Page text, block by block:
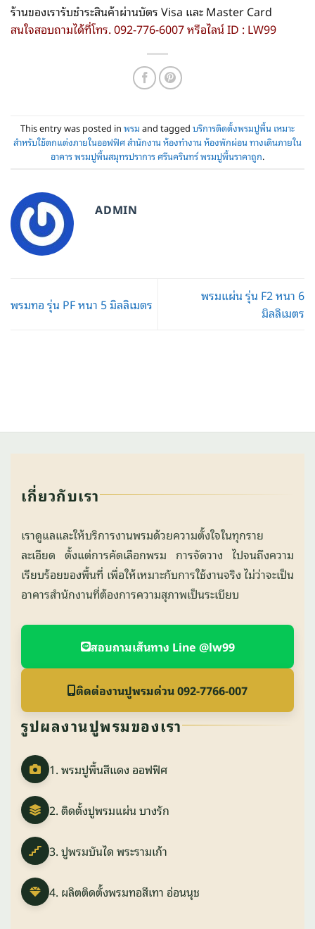
ร้านของเรารับชำระสินค้าผ่านบัตร Visa และ Master Card
สนใจสอบถามได้ที่โทร. 092-776-6007 หรือไลน์ ID : LW99
This entry was posted in พรม and tagged บริการติดตั้งพรมปูพื้น เหมาะ
สำหรับใช้ตกแต่งภายในออฟฟิศ สำนักงาน ห้องทำงาน ห้องพักผ่อน ทางเดินภายใน
อาคาร พรมปูพื้นสมุทรปราการ ศรีนครินทร์ พรมปูพื้นราคาถูก.
ADMIN
พรมทอ รุ่น PF หนา 5 มิลลิเมตร
พรมแผ่น รุ่น F2 หนา 6
มิลลิเมตร
เกี่ยวกับเรา
เราดูแลและให้บริการงานพรมด้วยความตั้งใจในทุกราย
ละเอียด ตั้งแต่การคัดเลือกพรม การจัดวาง ไปจนถึงความ
เรียบร้อยของพื้นที่ เพื่อให้เหมาะกับการใช้งานจริง ไม่ว่าจะเป็น
อาคารสำนักงานที่ต้องการความสุภาพเป็นระเบียบ
สอบถามเส้นทาง Line @lw99
ติดต่องานปูพรมด่วน 092-7766-007
รูปผลงานปูพรมของเรา
1. พรมปูพื้นสีแดง ออฟฟิศ
2. ติดตั้งปูพรมแผ่น บางรัก
3. ปูพรมบันได พระรามเก้า
4. ผลิตติดตั้งพรมทอสีเทา อ่อนนุช